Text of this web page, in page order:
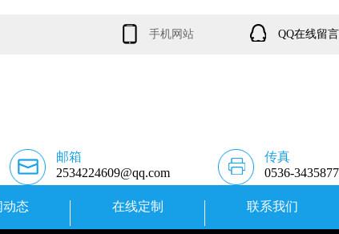
手机网站 QQ在线留言
邮箱
2534224609@qq.com
传真
0536-3435877
动态 在线定制 联系我们